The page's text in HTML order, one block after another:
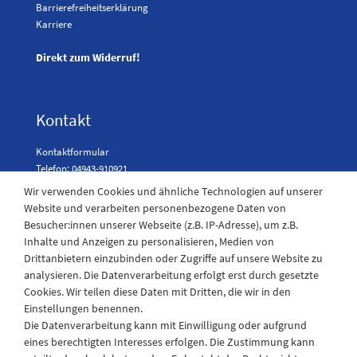
Barrierefreiheitserklärung
Karriere
Direkt zum Widerruf!
Kontakt
Kontaktformular
Telefon: 04943-910921
Laden Öffnungszeiten
Montag - Freitag
08:30 - 12:30 und 13.00 - 17.30 Uhr
Samstags
08:30 bis 12:30 Uhr
Wir verwenden Cookies und ähnliche Technologien auf unserer
Website und verarbeiten personenbezogene Daten von
Besucher:innen unserer Webseite (z.B. IP-Adresse), um z.B.
Inhalte und Anzeigen zu personalisieren, Medien von
Drittanbietern einzubinden oder Zugriffe auf unsere Website zu
analysieren. Die Datenverarbeitung erfolgt erst durch gesetzte
Cookies. Wir teilen diese Daten mit Dritten, die wir in den
Einstellungen benennen.
Die Datenverarbeitung kann mit Einwilligung oder aufgrund
eines berechtigten Interesses erfolgen. Die Zustimmung kann